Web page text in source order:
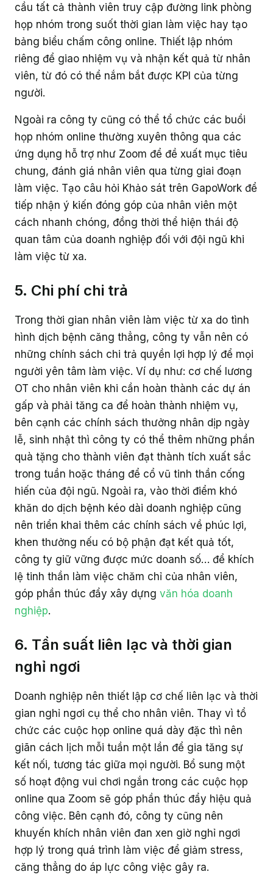
cầu tất cả thành viên truy cập đường link phòng
họp nhóm trong suốt thời gian làm việc hay tạo
bảng biểu chấm công online. Thiết lập nhóm
riêng để giao nhiệm vụ và nhận kết quả từ nhân
viên, từ đó có thể nắm bắt được KPI của từng
người.
Ngoài ra công ty cũng có thể tổ chức các buổi
họp nhóm online thường xuyên thông qua các
ứng dụng hỗ trợ như Zoom để đề xuất mục tiêu
chung, đánh giá nhân viên qua từng giai đoạn
làm việc. Tạo câu hỏi Khảo sát trên GapoWork để
tiếp nhận ý kiến đóng góp của nhân viên một
cách nhanh chóng, đồng thời thể hiện thái độ
quan tâm của doanh nghiệp đối với đội ngũ khi
làm việc từ xa.
5. Chi phí chi trả
Trong thời gian nhân viên làm việc từ xa do tình
hình dịch bệnh căng thẳng, công ty vẫn nên có
những chính sách chi trả quyền lợi hợp lý để mọi
người yên tâm làm việc. Ví dụ như: cơ chế lương
OT cho nhân viên khi cần hoàn thành các dự án
gấp và phải tăng ca để hoàn thành nhiệm vụ,
bên cạnh các chính sách thưởng nhân dịp ngày
lễ, sinh nhật thì công ty có thể thêm những phần
quà tặng cho thành viên đạt thành tích xuất sắc
trong tuần hoặc tháng để cổ vũ tinh thần cống
hiến của đội ngũ. Ngoài ra, vào thời điểm khó
khăn do dịch bệnh kéo dài doanh nghiệp cũng
nên triển khai thêm các chính sách về phúc lợi,
khen thưởng nếu có bộ phận đạt kết quả tốt,
công ty giữ vững được mức doanh số… để khích
lệ tinh thần làm việc chăm chỉ của nhân viên,
góp phần thúc đẩy xây dựng văn hóa doanh
nghiệp.
6. Tần suất liên lạc và thời gian
nghỉ ngơi
Doanh nghiệp nên thiết lập cơ chế liên lạc và thời
gian nghỉ ngơi cụ thể cho nhân viên. Thay vì tổ
chức các cuộc họp online quá dày đặc thì nên
giãn cách lịch mỗi tuần một lần để gia tăng sự
kết nối, tương tác giữa mọi người. Bổ sung một
số hoạt động vui chơi ngắn trong các cuộc họp
online qua Zoom sẽ góp phần thúc đẩy hiệu quả
công việc. Bên cạnh đó, công ty cũng nên
khuyến khích nhân viên đan xen giờ nghỉ ngơi
hợp lý trong quá trình làm việc để giảm stress,
căng thẳng do áp lực công việc gây ra.